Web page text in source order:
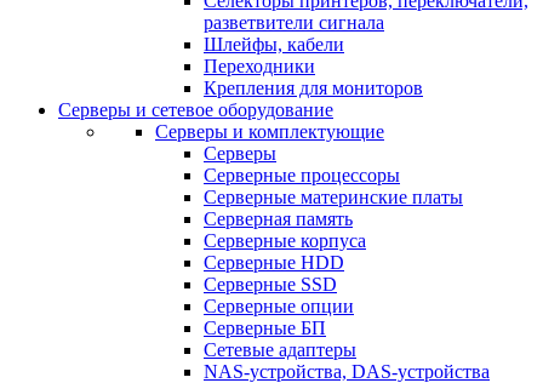
разветвители сигнала
Шлейфы, кабели
Переходники
Крепления для мониторов
Серверы и сетевое оборудование
Серверы и комплектующие
Серверы
Серверные процессоры
Серверные материнские платы
Серверная память
Серверные корпуса
Серверные HDD
Серверные SSD
Серверные опции
Серверные БП
Сетевые адаптеры
NAS-устройства, DAS-устройства